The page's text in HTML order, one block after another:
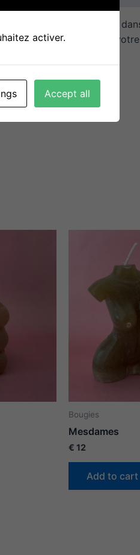
la maison, que ce soit
parfaite pour décorer
Bougies
Mesdames
€ 12
Add to cart
activer.
Accept all